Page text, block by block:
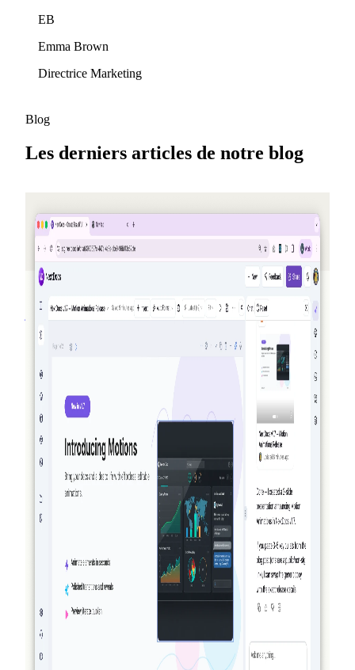
EB
Emma Brown
Directrice Marketing
Blog
Les derniers articles de notre blog
Parrainez des amis, gagnez des crédits —
NextDocs v1.10
Un nouveau programme de parrainage qui vous fait gagner
(à vous et à votre ami) des crédits à chaque inscription —
jusqu'à 50 $ par mois. En prime, une page Offres publique,
des modèles Premium pour Pro+ et Ultra, et un récapitulatif
sur AI Memory.
Lire la suite
2026-03-27
Vraiment agentique : comment NextDocs crée,
vérifie et affine vos documents et présentations
NextDocs ne se contente plus de générer et d'espérer le
meilleur. Avec la v1.8, l'IA crée votre document, le révise
visuellement ce qu'elle a construit, et l'affine — tout avant
que vous ne voyiez le résultat. Aucun autre outil d'IA pour
documents ou présentations ne fait cela.
Lire la suite
2026-03-14
NextDocs v1.7.0 : Animations de mouvement,
export vidéo et plus encore